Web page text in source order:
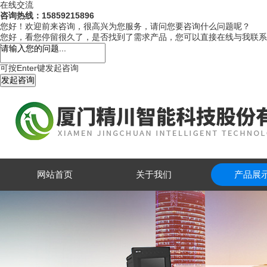
在线交流
咨询热线：15859215896
您好！欢迎前来咨询，很高兴为您服务，请问您要咨询什么问题呢？
您好，看您停留很久了，是否找到了需求产品，您可以直接在线与我联
可按Enter键发起咨询
发起咨询
网站首页 关于我们 产品展